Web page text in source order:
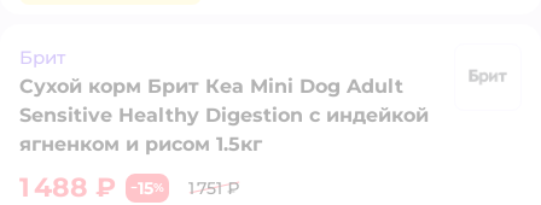
Брит
Сухой корм Брит Кеа Mini Dog Adult
Sensitive Healthy Digestion с индейкой
ягненком и рисом 1.5кг
1 488 ₽ −15%
1 751 ₽